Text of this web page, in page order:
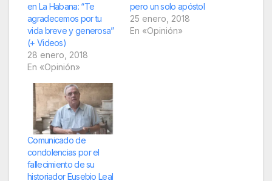
en La Habana: “Te
agradecemos por tu
vida breve y generosa”
(+ Videos)
28 enero, 2018
En «Opinión»
pero un solo apóstol
25 enero, 2018
En «Opinión»
Comunicado de
condolencias por el
fallecimiento de su
historiador Eusebio Leal